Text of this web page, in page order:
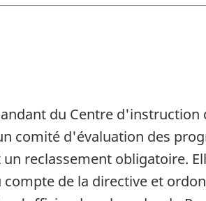
du Centre d'instruction
comité d'évaluation des
reclassement obligatoire.
de la directive et